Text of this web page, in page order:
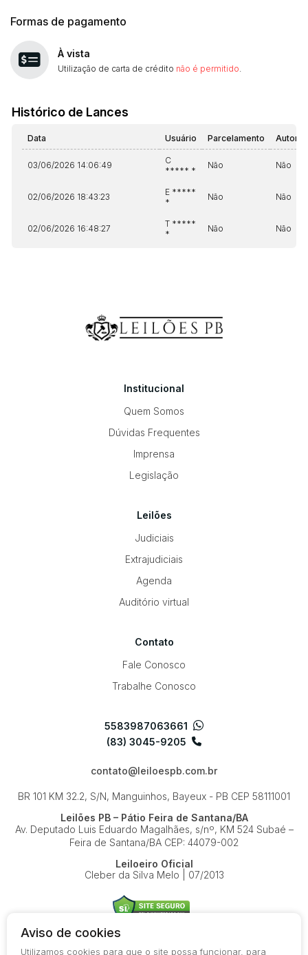
Formas de pagamento
À vista
Utilização de carta de crédito não é permitido
Histórico de Lances
Data Usuário Parcelamento
03/06/2026 14:06:49
C
***** *
Não Não
02/06/2026 18:43:23
E *****
*
Não Não
02/06/2026 16:48:27
T *****
*
Não Não
Institucional
Quem Somos
Dúvidas Frequentes
Imprensa
Legislação
Leilões
Judiciais
Extrajudiciais
Agenda
Auditório virtual
Contato
Fale Conosco
Trabalhe Conosco
5583987063661
(83) 3045-9205
contato@leiloespb.com.br
BR 101 KM 32.2, S/N, Manguinhos, Bayeux - PB CEP 58111001
Leilões PB – Pátio Feira de Santana/BA
Av. Deputado Luis Eduardo Magalhães, s/nº, KM 524Subaé –
Feira de Santana/BA CEP: 44079-002
Leiloeiro Oficial
Cleber da Silva Melo | 07/2013
Aviso de cookies
Utilizamos cookies para que o site possa funcionar, para